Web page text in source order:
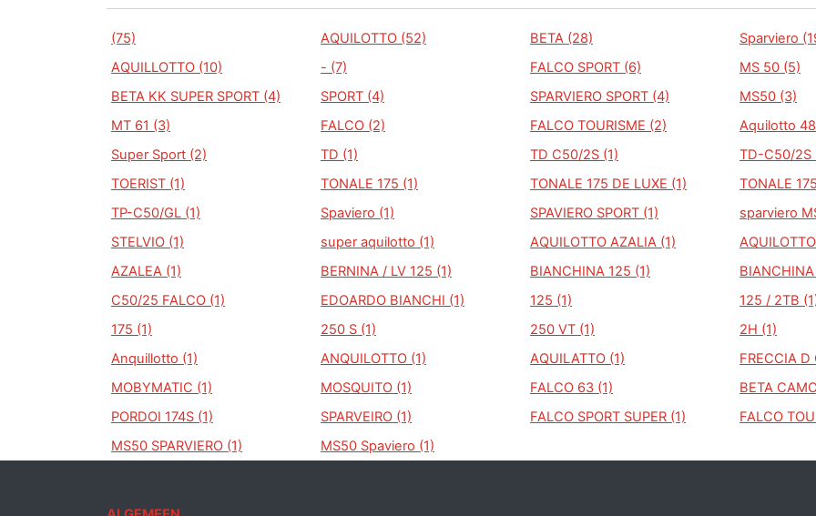
(75) AQUILOTTO (52) BETA (28)
Sparviero
AQUILLOTTO (10)
- (7) FALCO SPORT (6)
MS 50 (5)
BETA KK SUPER SPORT (4)
SPORT (4) SPARVIERO SPORT (4)
MS50 (3)
MT 61 (3)
FALCO (2) FALCO TOURISME (2)
Aquilotto
Super Sport (2)
TD (1) TD C50/2S (1)
TD-C50/2S
TOERIST (1)
TONALE 175 (1) TONALE 175 DE LUXE (1)
TONALE
TP-C50/GL (1)
Spaviero (1) SPAVIERO SPORT (1)
sparviero
STELVIO (1)
super aquilotto (1) AQUILOTTO AZALIA (1)
AZALEA (1)
BERNINA / LV 125 (1) BIANCHINA 125 (1)
C50/25 FALCO (1)
EDOARDO BIANCHI (1) 125 (1)
125 / 2TB
175 (1)
250 S (1) 250 VT (1)
2H (1)
Anquillotto (1)
ANQUILOTTO (1) AQUILATTO (1)
FRECCIA D
MOBYMATIC (1)
MOSQUITO (1) FALCO 63 (1)
BETA
PORDOI 174S (1)
SPARVEIRO (1) FALCO SPORT SUPER (1)
FALCO
MS50 SPARVIERO (1)
MS50 Spaviero (1)